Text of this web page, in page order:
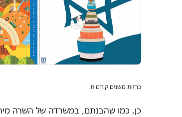
כרזות משנים קודמות
כן, כמו שהבנתם, במשרדה של השרה